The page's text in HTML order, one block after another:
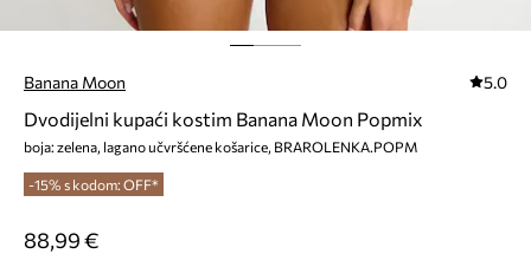
Banana Moon 5.0
Dvodijelni kupaći kostim Banana Moon Popmix
boja: zelena, lagano učvršćene košarice, BRAROLENKA.POPM
-15% s kodom: OFF*
88,99 €